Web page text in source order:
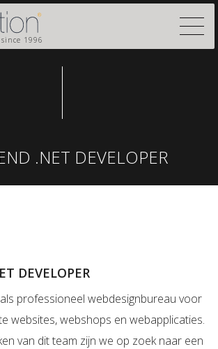
since 1996
.NET DEVELOPER
DEVELOPER
professioneel webdesignbureau voor
websites, webshops en webapplicaties.
van dit team zijn we op zoek naar een